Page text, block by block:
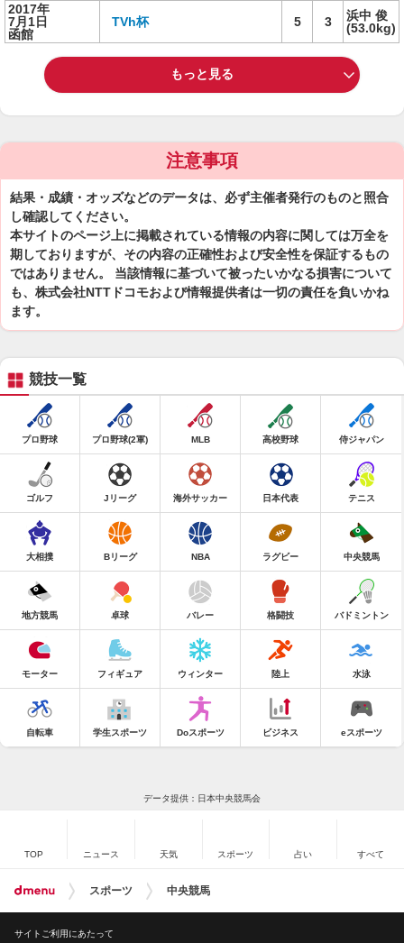
2017年
7月1日
函館
TVh杯 5 3
浜中 俊
(53.0kg)
もっと見る
注意事項
結果・成績・オッズなどのデータは、必ず主催者発行のものと照合
し確認してください。
本サイトのページ上に掲載されている情報の内容に関しては万全を
期しておりますが、その内容の正確性および安全性を保証するもの
ではありません。 当該情報に基づいて被ったいかなる損害について
も、株式会社NTTドコモおよび情報提供者は一切の責任を負いかね
ます。
競技一覧
プロ野球 プロ野球(2軍) MLB 高校野球 侍ジャパン
ゴルフ Jリーグ 海外サッカー 日本代表 テニス
大相撲 Bリーグ NBA ラグビー 中央競馬
地方競馬 卓球 バレー 格闘技 バドミントン
モーター フィギュア ウィンター 陸上 水泳
自転車 学生スポーツ Doスポーツ ビジネス eスポーツ
データ提供：日本中央競馬会
TOP ニュース 天気 スポーツ 占い すべて
スポーツ 中央競馬
サイトご利用にあたって